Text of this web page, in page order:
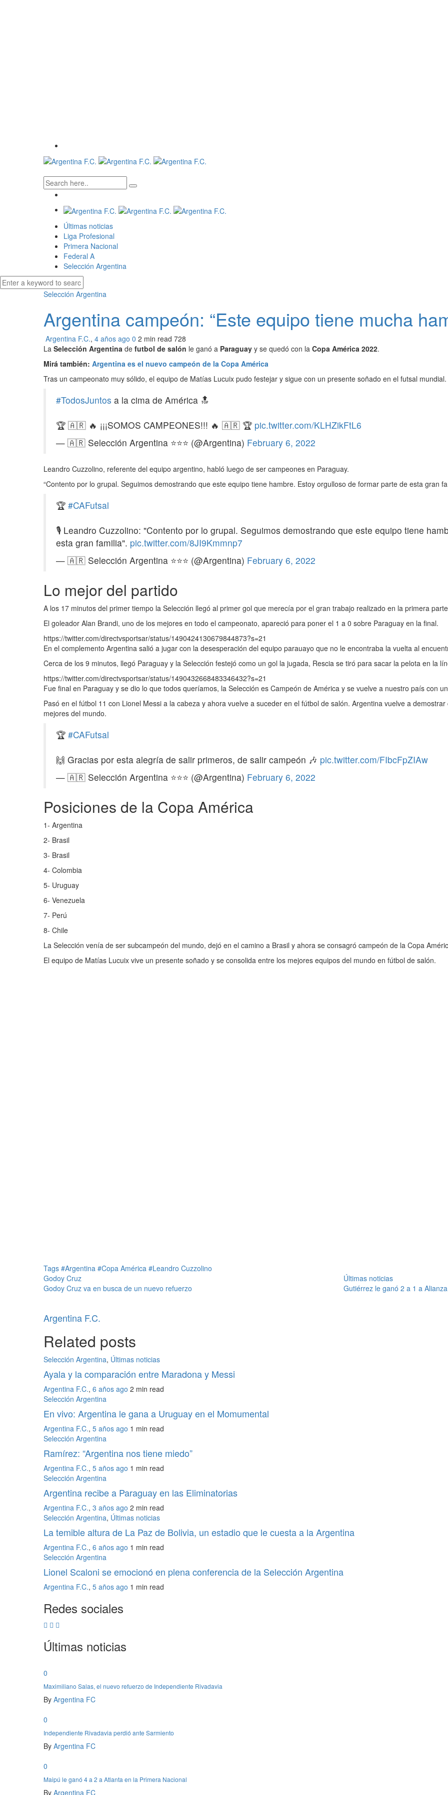
Últimas noticias
Liga Profesional
Primera Nacional
Federal A
Selección Argentina
Selección Argentina
Argentina campeón: “Este equipo tiene mucha
Argentina F.C., 4 años ago 0 2 min read 728
La Selección Argentina de futbol de salón le ganó a Paraguay y se quedó con la Copa América 2022.
Mirá también: Argentina es el nuevo campeón de la Copa América
Tras un campeonato muy sólido, el equipo de Matías Lucuix pudo festejar y sigue con un presente soñado en el futsal mundial.
#TodosJuntos a la cima de América 🔝
🏆 🇦🇷 🔥 ¡¡¡SOMOS CAMPEONES!!! 🔥 🇦🇷 🏆 pic.twitter.com/KLHZikFtL6
— 🇦🇷 Selección Argentina ⭐⭐⭐ (@Argentina) February 6, 2022
Leandro Cuzzolino, referente del equipo argentino, habló luego de ser campeones en Paraguay.
“Contento por lo grupal. Seguimos demostrando que este equipo tiene hambre. Estoy orgulloso de formar parte de esta gran
🏆 #CAFutsal
🎙 Leandro Cuzzolino: "Contento por lo grupal. Seguimos demostrando que este equipo tiene
esta gran familia". pic.twitter.com/8JI9Kmmnp7
— 🇦🇷 Selección Argentina ⭐⭐⭐ (@Argentina) February 6, 2022
Lo mejor del partido
A los 17 minutos del primer tiempo la Selección llegó al primer gol que merecía por el gran trabajo realizado en la primera
El goleador Alan Brandi, uno de los mejores en todo el campeonato, apareció para poner el 1 a 0 sobre Paraguay en la final.
https://twitter.com/directvsportsar/status/1490424130679844873?s=21
En el complemento Argentina salió a jugar con la desesperación del equipo parauayo que no le encontraba la vuelta al
Cerca de los 9 minutos, llegó Paraguay y la Selección festejó como un gol la jugada, Rescia se tiró para sacar la pelota en la
https://twitter.com/directvsportsar/status/1490432668483346432?s=21
Fue final en Paraguay y se dio lo que todos queríamos, la Selección es Campeón de América y se vuelve a nuestro país con
Pasó en el fútbol 11 con Lionel Messi a la cabeza y ahora vuelve a suceder en el fútbol de salón. Argentina vuelve a
mejores del mundo.
🏆 #CAFutsal
🙌 Gracias por esta alegría de salir primeros, de salir campeón 🎶 pic.twitter.com/FIbcFpZIAw
— 🇦🇷 Selección Argentina ⭐⭐⭐ (@Argentina) February 6, 2022
Posiciones de la Copa América
1- Argentina
2- Brasil
3- Brasil
4- Colombia
5- Uruguay
6- Venezuela
7- Perú
8- Chile
La Selección venía de ser subcampeón del mundo, dejó en el camino a Brasil y ahora se consagró campeón de la Copa
El equipo de Matías Lucuix vive un presente soñado y se consolida entre los mejores equipos del mundo en fútbol de salón.
Tags #Argentina #Copa América #Leandro Cuzzolino
Godoy Cruz
Godoy Cruz va en busca de un nuevo refuerzo
Últimas noticias
Gutiérrez le ganó 2 a 1 a
Argentina F.C.
Related posts
Selección Argentina, Últimas noticias
Ayala y la comparación entre Maradona y Messi
Argentina F.C., 6 años ago 2 min read
Selección Argentina
En vivo: Argentina le gana a Uruguay en el Momumental
Argentina F.C., 5 años ago 1 min read
Selección Argentina
Ramírez: “Argentina nos tiene miedo”
Argentina F.C., 5 años ago 1 min read
Selección Argentina
Argentina recibe a Paraguay en las Eliminatorias
Argentina F.C., 3 años ago 2 min read
Selección Argentina, Últimas noticias
La temible altura de La Paz de Bolivia, un estadio que le cuesta a la Argentina
Argentina F.C., 6 años ago 1 min read
Selección Argentina
Lionel Scaloni se emocionó en plena conferencia de la Selección Argentina
Argentina F.C., 5 años ago 1 min read
Redes sociales
Últimas noticias
0
Maximiliano Salas, el nuevo refuerzo de Independiente Rivadavia
By Argentina FC
0
Independiente Rivadavia perdió ante Sarmiento
By Argentina FC
0
Maipú le ganó 4 a 2 a Atlanta en la Primera Nacional
By Argentina FC